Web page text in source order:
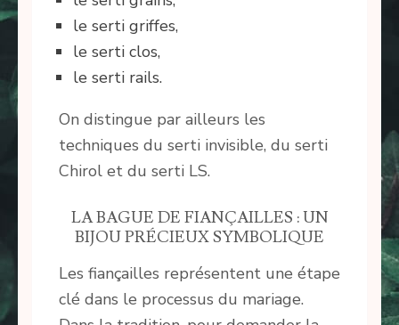
le serti griffes,
le serti clos,
le serti rails.
On distingue par ailleurs les
techniques du serti invisible, du serti
Chirol et du serti LS.
LA BAGUE DE FIANÇAILLES : UN
BIJOU PRÉCIEUX SYMBOLIQUE
Les fiançailles représentent une étape
clé dans le processus du mariage.